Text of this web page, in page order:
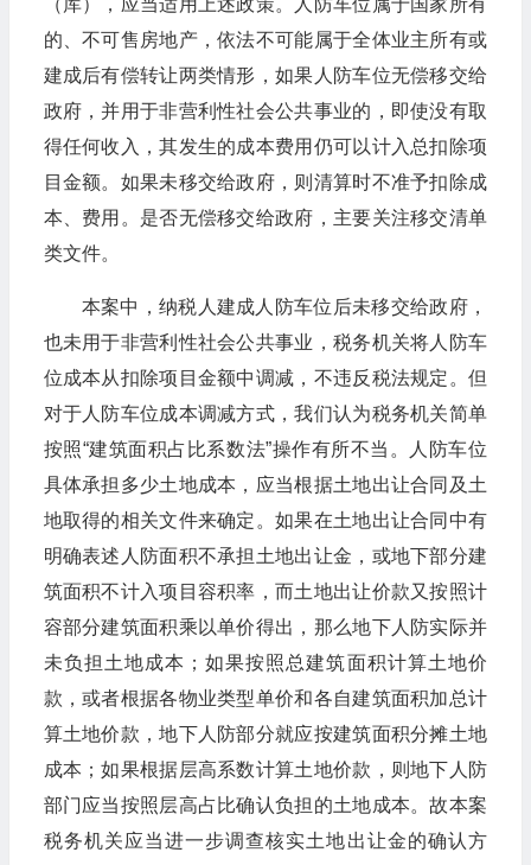
（库），应当适用上述政策。人防车位属于国家所有
的、不可售房地产，依法不可能属于全体业主所有或
建成后有偿转让两类情形，如果人防车位无偿移交给
政府，并用于非营利性社会公共事业的，即使没有取
得任何收入，其发生的成本费用仍可以计入总扣除项
目金额。如果未移交给政府，则清算时不准予扣除成
本、费用。是否无偿移交给政府，主要关注移交清单
类文件。
本案中，纳税人建成人防车位后未移交给政府，
也未用于非营利性社会公共事业，税务机关将人防车
位成本从扣除项目金额中调减，不违反税法规定。但
对于人防车位成本调减方式，我们认为税务机关简单
按照“建筑面积占比系数法”操作有所不当。人防车位
具体承担多少土地成本，应当根据土地出让合同及土
地取得的相关文件来确定。如果在土地出让合同中有
明确表述人防面积不承担土地出让金，或地下部分建
筑面积不计入项目容积率，而土地出让价款又按照计
容部分建筑面积乘以单价得出，那么地下人防实际并
未负担土地成本；如果按照总建筑面积计算土地价
款，或者根据各物业类型单价和各自建筑面积加总计
算土地价款，地下人防部分就应按建筑面积分摊土地
成本；如果根据层高系数计算土地价款，则地下人防
部门应当按照层高占比确认负担的土地成本。故本案
税务机关应当进一步调查核实土地出让金的确认方